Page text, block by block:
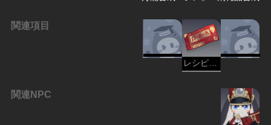
関連項目
レシピ：パムパム揚げ鳥
関連NPC